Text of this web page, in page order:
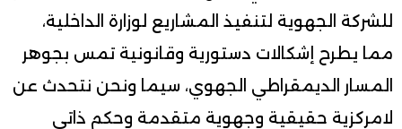
للشركة الجهوية لتنفيذ المشاريع لوزارة الداخلية،
مما يطرح إشكالات دستورية وقانونية تمس بجوهر
المسار الديمقراطي الجهوي، سيما ونحن نتحدث عن
لامركزية حقيقية وجهوية متقدمة وحكم ذاتي